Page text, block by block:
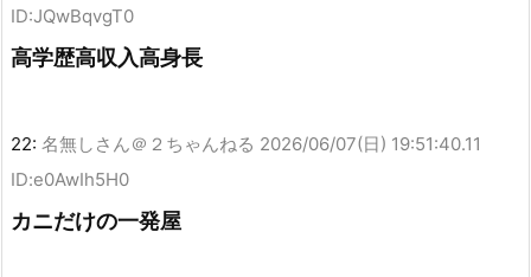
ID:JQwBqvgT0
高学歴高収入高身長
22: 名無しさん＠２ちゃんねる 2026/06/07(日) 19:51:40.11
ID:e0AwIh5H0
カニだけの一発屋